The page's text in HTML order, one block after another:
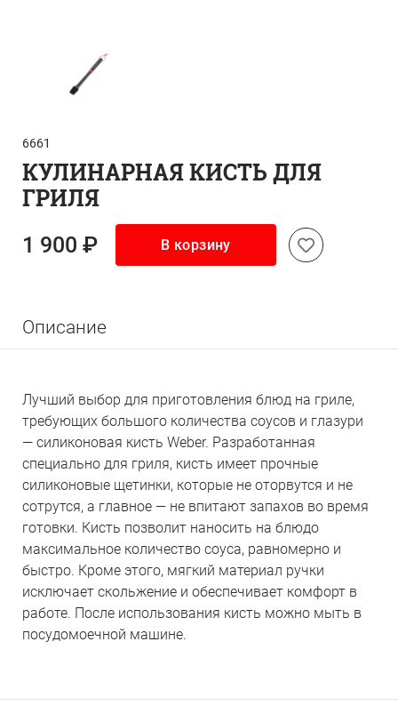
6661
КУЛИНАРНАЯ КИСТЬ ДЛЯ
ГРИЛЯ
1 900 ₽ В корзину
Описание
Лучший выбор для приготовления блюд на гриле,
требующих большого количества соусов и глазури
— силиконовая кисть Weber. Разработанная
специально для гриля, кисть имеет прочные
силиконовые щетинки, которые не оторвутся и не
сотрутся, а главное — не впитают запахов во время
готовки. Кисть позволит наносить на блюдо
максимальное количество соуса, равномерно и
быстро. Кроме этого, мягкий материал ручки
исключает скольжение и обеспечивает комфорт в
работе. После использования кисть можно мыть в
посудомоечной машине.